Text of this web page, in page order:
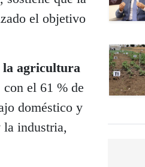
el objetivo
la agricultura
con el 61 % de
doméstico y
la industria,